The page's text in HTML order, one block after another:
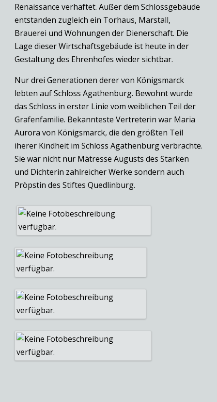
Renaissance verhaftet. Außer dem Schlossgebäude
entstanden zugleich ein Torhaus, Marstall,
Brauerei und Wohnungen der Dienerschaft. Die
Lage dieser Wirtschaftsgebäude ist heute in der
Gestaltung des Ehrenhofes wieder sichtbar.
Nur drei Generationen derer von Königsmarck
lebten auf Schloss Agathenburg. Bewohnt wurde
das Schloss in erster Linie vom weiblichen Teil der
Grafenfamilie. Bekannteste Vertreterin war Maria
Aurora von Königsmarck, die den größten Teil
iherer Kindheit im Schloss Agathenburg verbrachte.
Sie war nicht nur Mätresse Augusts des Starken
und Dichterin zahlreicher Werke sondern auch
Pröpstin des Stiftes Quedlinburg.